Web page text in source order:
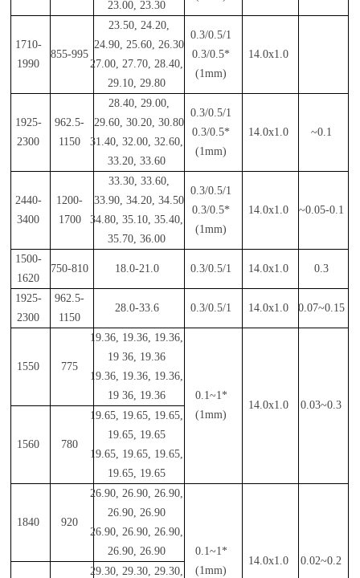
23.00, 23.30
1710-
1990
855-995
23.50, 24.20,
24.90, 25.60, 26.30
27.00, 27.70, 28.40,
29.10, 29.80
0.3/0.5/1
0.3/0.5*
(1mm)
14.0x1.0
1925-
2300
962.5-
1150
28.40, 29.00,
29.60, 30.20, 30.80
31.40, 32.00, 32.60,
33.20, 33.60
0.3/0.5/1
0.3/0.5*
(1mm)
14.0x1.0 ~0.1
2440-
3400
1200-
1700
33.30, 33.60,
33.90, 34.20, 34.50
34.80, 35.10, 35.40,
35.70, 36.00
0.3/0.5/1
0.3/0.5*
(1mm)
14.0x1.0 ~0.05-0.1
1500-
1620
750-810 18.0-21.0 0.3/0.5/1 14.0x1.0 0.3
1925-
2300
962.5-
1150
28.0-33.6 0.3/0.5/1 14.0x1.0 0.07~0.15
1550 775
19.36, 19.36, 19.36,
19 36, 19.36
19.36, 19.36, 19.36,
19 36, 19.36
0.1~1*
(1mm)
14.0x1.0 0.03~0.3
1560 780
19.65, 19.65, 19.65,
19.65, 19.65
19.65, 19.65, 19.65,
19.65, 19.65
1840 920
26.90, 26.90, 26.90,
26.90, 26.90
26.90, 26.90, 26.90,
26.90, 26.90
0.1~1*
(1mm)
14.0x1.0 0.02~0.2
29.30, 29.30, 29.30,